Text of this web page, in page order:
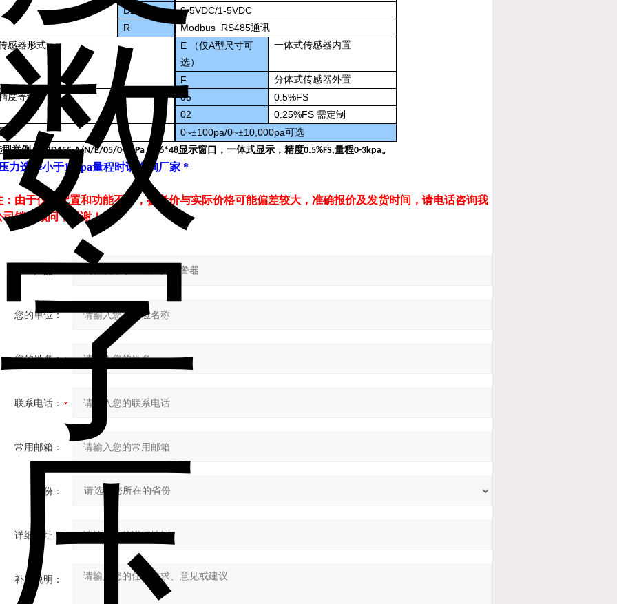
D2
0-5VDC/1-5VDC
R
Modbus RS485通讯
感器形式
E （仅A型尺寸可
选）
一体式传感器内置
F
分体式传感器外置
度等级
05
0.5%FS
02
0.25%FS 需定制
程
0~±100pa/0~±10,000pa可选
举例：
TRD155-A/N/E/05/0-3KPa； 96*48显示窗口，一体式显示，精度0.5%FS,量程0-3kpa。
力选择小于100pa量程时请咨询厂家 *
：由于仪表配置和功能不一，参考价与实际价格可能偏差较大，准确报价及发货时间，请电话咨询我
司销售顾问，谢谢！
您的单位：
您的姓名：
联系电话：
常用邮箱：
省份：
详细地址：
补充说明：